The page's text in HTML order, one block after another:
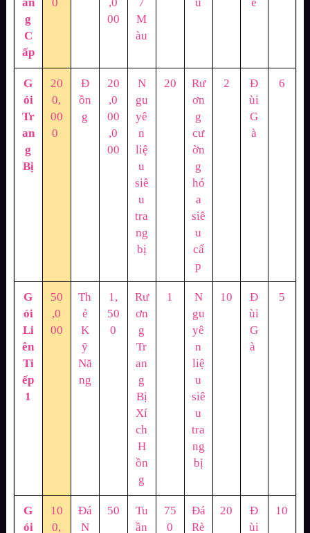
g
C
ấp
00
M
àu
G
ói
Tr
an
g
Bị
20
0,
00
0
Đ
ồn
g
20
,0
00
,0
00
N
gu
yê
n
liệ
u
siê
u
tra
ng
bị
20
Rư
ơn
g
cư
ờn
g
hó
a
siê
u
cấ
p
2
Đ
ùi
G
à
6
G
ói
Li
ên
Ti
ếp
1
50
,0
00
Th
ẻ
K
ỹ
Nă
ng
1,
50
0
Rư
ơn
g
Tr
an
g
Bị
Xí
ch
H
ồn
g
1
N
gu
yê
n
liệ
u
siê
u
tra
ng
bị
10
Đ
ùi
G
à
5
G
ói
10
0,
Đá
N
50
Tu
ần
75
0
Đá
Rè
20
Đ
ùi
10